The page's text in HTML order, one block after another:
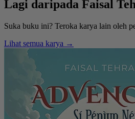
Lagi daripada Faisal
Suka buku ini? Teroka karya lain oleh
Lihat semua karya →